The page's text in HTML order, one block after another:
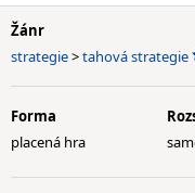
Žánr
strategie>tahová strategie
Forma
placená hra